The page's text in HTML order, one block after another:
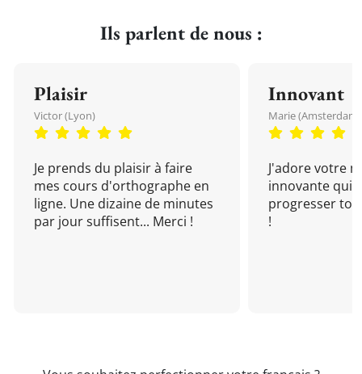
Ils parlent de nous :
Plaisir
Victor (Lyon)
Je prends du plaisir à faire
mes cours d'orthographe en
ligne. Une dizaine de minutes
par jour suffisent... Merci !
Innovant
Marie (Amsterdam)
J'adore votre
innovante qui
progresser
!